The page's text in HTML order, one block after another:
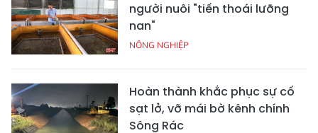
người nuôi "tiến thoái lưỡng
nan"
NÔNG NGHIỆP
Hoàn thành khắc phục sự cố
sạt lở, vỡ mái bờ kênh chính
Sông Rác